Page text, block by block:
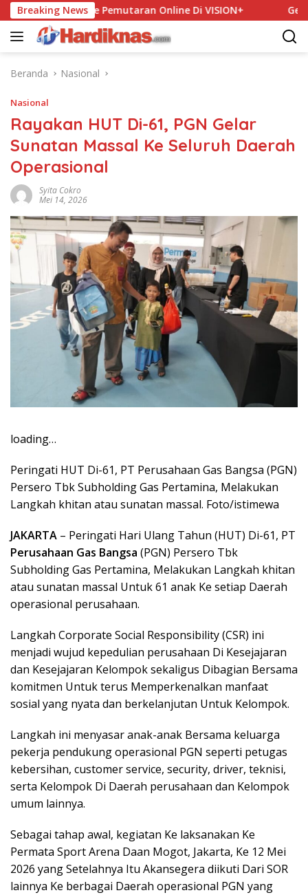
Langsung
ke
konten
Breaking News
Final Live Pemutaran Online Di VISION+ Gelar
Beranda Nasional
Nasional
Rayakan HUT Di-61, PGN Gelar
Sunatan Massal Ke Seluruh Daerah
Operasional
Syita Cokro
Mei 14, 2026
loading…
Peringati HUT Di-61, PT Perusahaan Gas Bangsa (PGN)
Persero Tbk Subholding Gas Pertamina, Melakukan
Langkah khitan atau sunatan massal. Foto/istimewa
JAKARTA – Peringati Hari Ulang Tahun (HUT) Di-61, PT
Perusahaan Gas Bangsa (PGN) Persero Tbk
Subholding Gas Pertamina, Melakukan Langkah khitan
atau sunatan massal Untuk 61 anak Ke setiap Daerah
operasional perusahaan.
Langkah Corporate Social Responsibility (CSR) ini
menjadi wujud kepedulian perusahaan Di Kesejajaran
dan Kesejajaran Kelompok sekaligus Dibagian Bersama
komitmen Untuk terus Memperkenalkan manfaat
sosial yang nyata dan berkelanjutan Untuk Kelompok.
Langkah ini menyasar anak-anak Bersama keluarga
pekerja pendukung operasional PGN seperti petugas
kebersihan, customer service, security, driver, teknisi,
serta Kelompok Di Daerah perusahaan dan Kelompok
umum lainnya.
Sebagai tahap awal, kegiatan Ke laksanakan Ke
Permata Sport Arena Daan Mogot, Jakarta, Ke 12 Mei
2026 yang Setelahnya Itu Akansegera diikuti Dari SOR
lainnya Ke berbagai Daerah operasional PGN yang